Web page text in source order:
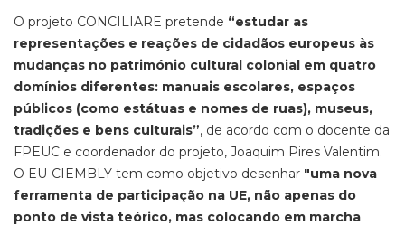
O projeto CONCILIARE pretende “estudar as
representações e reações de cidadãos europeus às
mudanças no património cultural colonial em quatro
domínios diferentes: manuais escolares, espaços
públicos (como estátuas e nomes de ruas), museus,
tradições e bens culturais”, de acordo com o docente da
FPEUC e coordenador do projeto, Joaquim Pires Valentim.
O EU-CIEMBLY tem como objetivo desenhar "uma nova
ferramenta de participação na UE, não apenas do
ponto de vista teórico, mas colocando em marcha